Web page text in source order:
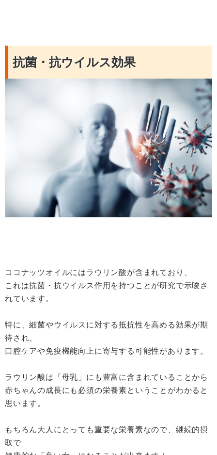
抗菌・抗ウイルス効果
ココナッツオイルにはラウリン酸が含まれており、
これは抗菌・抗ウイルス作用を持つことが研究で示唆さ
れています。
特に、細菌やウイルスに対する抵抗性を高める効果が期
待され、
口腔ケアや免疫機能向上に寄与する可能性があります。
ラウリン酸は「母乳」にも豊富に含まれていることから
赤ちゃんの成長にも必須の栄養素ということがわかると
思います。
もちろん大人にとっても重要な栄養素なので、継続的摂
取で